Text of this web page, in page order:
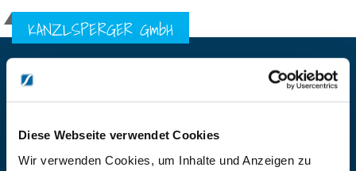
Diese Webseite verwendet Cookies
Wir verwenden Cookies, um Inhalte und Anzeigen zu
KANZLSPERGER GmbH
BÜRO HOTLINE
+49 (0) 9181/2593-0